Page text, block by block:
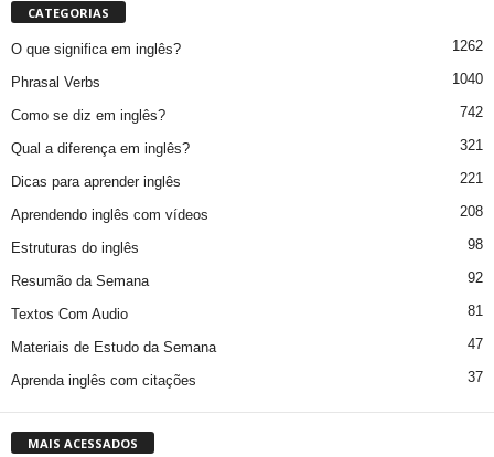
CATEGORIAS
O que significa em inglês? 1262
Phrasal Verbs 1040
Como se diz em inglês? 742
Qual a diferença em inglês? 321
Dicas para aprender inglês 221
Aprendendo inglês com vídeos 208
Estruturas do inglês 98
Resumão da Semana 92
Textos Com Audio 81
Materiais de Estudo da Semana 47
Aprenda inglês com citações 37
MAIS ACESSADOS